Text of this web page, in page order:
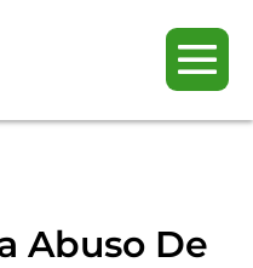
Abuso De